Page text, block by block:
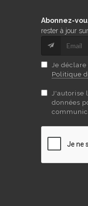
Abonnez-
rester à jour
Je
Politique
J'autorise
données